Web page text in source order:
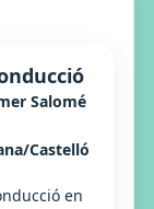
Salomé
Castelló
en